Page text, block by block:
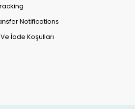
Notifications
İade Koşulları